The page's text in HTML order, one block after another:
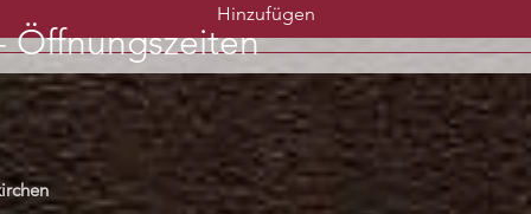
Hinzufügen
Öffnungszeiten